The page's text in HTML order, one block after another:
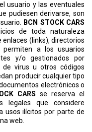
usuario y las eventuales
pudiesen derivarse, son
BCN STOCK CARS
de toda naturaleza
enlaces (links), directorios
a los usuarios
y/o gestionados por
virus u otros códigos
producir cualquier tipo
electrónicos o
CARS se reserva el
legales que considere
usos ilícitos por parte de
web.